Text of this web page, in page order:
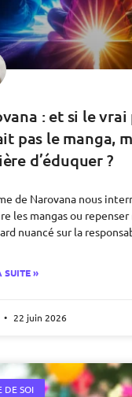
: et si le
pas le manga,
d’éduquer ?
de Narovana nous
les mangas ou
nuancé sur la
SUITE »
22 juin 2026
DE SOI